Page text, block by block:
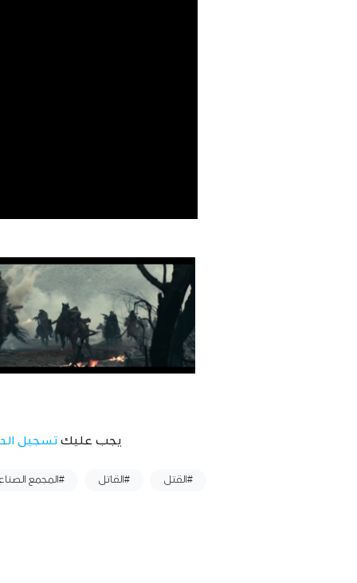
يجب عليك تسجيل
#القتل #القاتل #المجمع